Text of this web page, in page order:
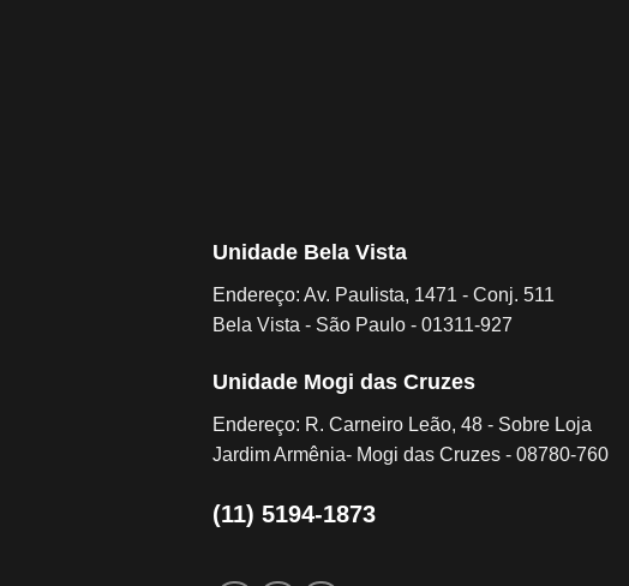
Unidade Bela Vista
Endereço: Av. Paulista, 1471 - Conj. 511
Bela Vista - São Paulo - 01311-927
Unidade Mogi das Cruzes
Endereço: R. Carneiro Leão, 48 - Sobre Loja
Jardim Armênia- Mogi das Cruzes - 08780-760
(11) 5194-1873